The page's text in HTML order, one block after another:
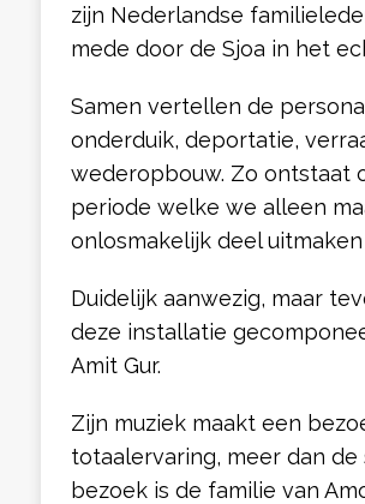
zijn Nederlandse
mede door de Sjoa in het
Samen vertellen de
onderduik, deportatie,
wederopbouw. Zo ontstaat
periode welke we alleen
onlosmakelijk deel
Duidelijk aanwezig, maar
deze installatie
Amit Gur.
Zijn muziek maakt een
totaalervaring, meer dan
bezoek is de familie van